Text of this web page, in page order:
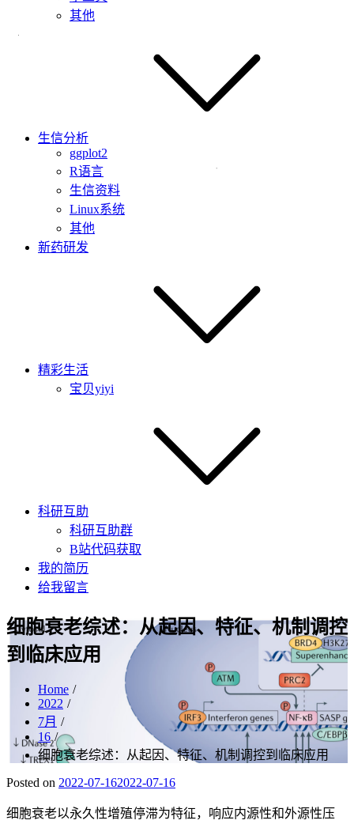
其他
生信分析
ggplot2
R语言
生信资料
Linux系统
其他
新药研发
精彩生活
宝贝yiyi
科研互助
科研互助群
B站代码获取
我的简历
给我留言
细胞衰老综述：从起因、特征、机制调控
到临床应用
Home
2022
7月
16
细胞衰老综述：从起因、特征、机制调控到临床应用
Posted on 2022-07-162022-07-16
细胞衰老以永久性增殖停滞为特征，响应内源性和外源性压